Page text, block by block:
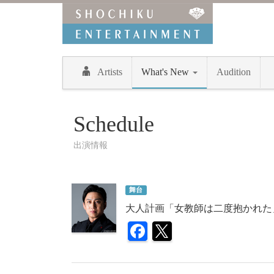
Artists What's New Audition
Schedule
出演情報
舞台
大人計画「女教師は二度抱かれた